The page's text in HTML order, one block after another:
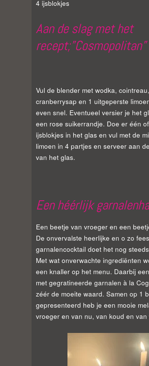
4 ijsblokjes
Aan de slag met het
recept;”Cosmopolitan”
Vul de blender met wodka, cointreau,
cranberrysap en 1 uitgeperste
even snel. Eventueel versier je het
een rose suikerrandje. Doe er één
ijsblokjes in het glas en vul met de
limoen in 4 partjes en serveer aan
van het glas.
Een héérlijk
Een beetje van vroeger en een
De onvervalste heerlijke en o zo
garnalencocktail doet het nog
Met wat onverwachte ingrediënten
een knaller op het menu. Daarbij
met gegratineerde garnalen à la
zéér de moeite waard. Samen op 1
gepresenteerd heb je een mooie
vroeger en van nu, van koud en van